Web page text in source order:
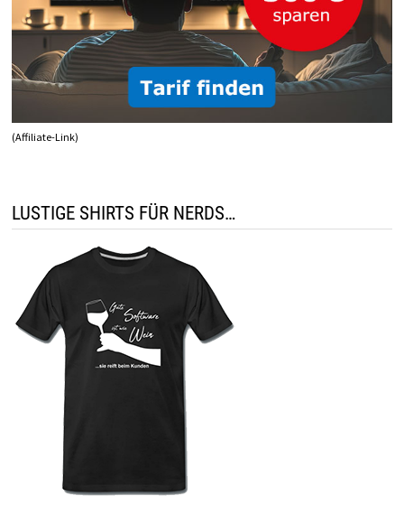
(Affiliate-Link)
LUSTIGE SHIRTS FÜR NERDS…